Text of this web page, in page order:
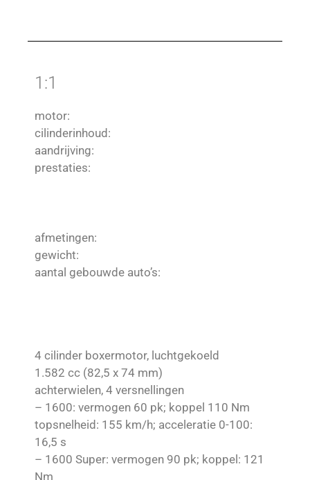
1:1
motor:
cilinderinhoud:
aandrijving:
prestaties:
afmetingen:
gewicht:
aantal gebouwde auto’s:
4 cilinder boxermotor, luchtgekoeld
1.582 cc (82,5 x 74 mm)
achterwielen, 4 versnellingen
– 1600: vermogen 60 pk; koppel 110 Nm
topsnelheid: 155 km/h; acceleratie 0-100:
16,5 s
– 1600 Super: vermogen 90 pk; koppel: 121
Nm